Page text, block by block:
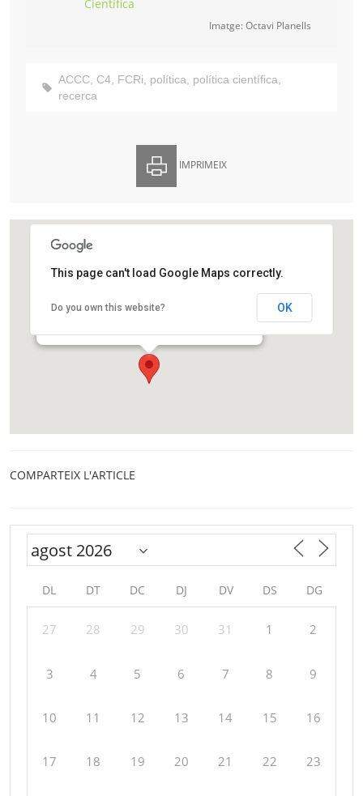
Científica
Imatge: Octavi Planells
ACCC, C4, FCRi, política, política científica,
recerca
IMPRIMEIX
Fundació Catalana per la Recerca i la Innovació
Passeig de Lluís Companys, 23
This page can't load Google Maps correctly.
Do you own this website? OK
COMPARTEIX L'ARTICLE
DL DT DC DJ DV DS DG
27 28 29 30 31 1 2
3 4 5 6 7 8 9
10 11 12 13 14 15 16
17 18 19 20 21 22 23